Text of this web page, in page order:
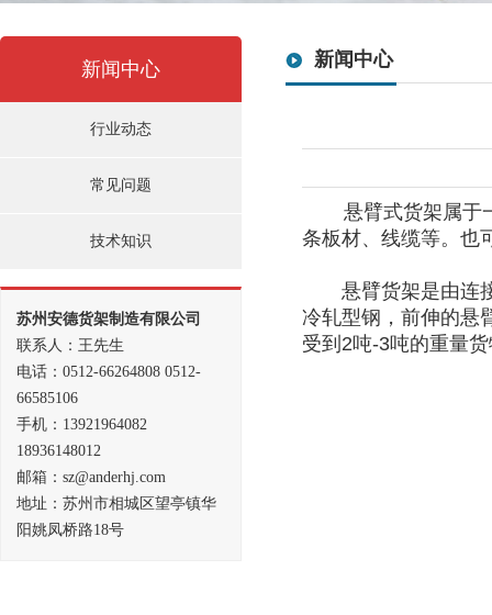
新闻中心
行业动态
常见问题
技术知识
苏州安德货架制造有限公司
联系人：王先生
电话：0512-66264808 0512-
66585106
手机：13921964082
18936148012
邮箱：sz@anderhj.com
地址：苏州市相城区望亭镇华
阳姚凤桥路18号
新闻中心
悬臂式货架属于
条板材、线缆等。也
悬臂货架是由连接
冷轧型钢，前伸的悬
受到2吨-3吨的重量